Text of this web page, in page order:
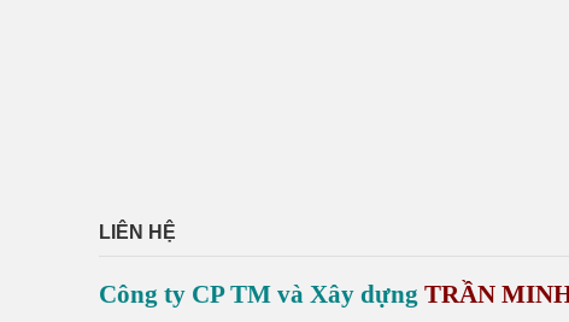
LIÊN HỆ
Công ty CP TM và Xây dựng TRẦN